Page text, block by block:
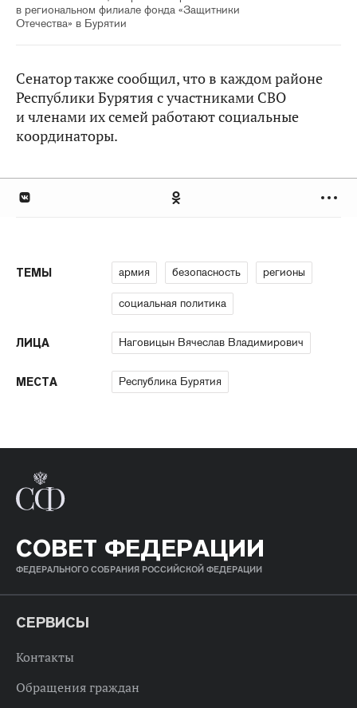
в региональном филиале фонда «Защитники
Отечества» в Бурятии
Сенатор также сообщил, что в каждом районе
Республики Бурятия с участниками СВО
и членами их семей работают социальные
координаторы.
ТЕМЫ армия безопасность регионы
социальная политика
ЛИЦА Наговицын Вячеслав Владимирович
МЕСТА Республика Бурятия
СОВЕТ ФЕДЕРАЦИИ
ФЕДЕРАЛЬНОГО СОБРАНИЯ РОССИЙСКОЙ ФЕДЕРАЦИИ
СЕРВИСЫ
Контакты
Обращения граждан